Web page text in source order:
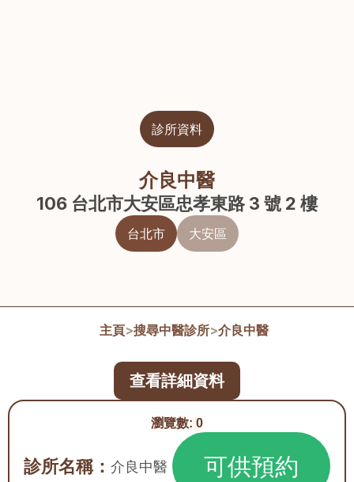
診所資料
介良中醫
106 台北市大安區忠孝東路 3 號 2 樓
台北市 大安區
主頁>搜尋中醫診所>介良中醫
瀏覽數: 0
診所名稱： 介良中醫 可供預約
查看詳細資料